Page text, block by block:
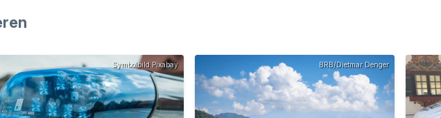
Symbolbild Pixabay BRB/Dietmar Denger